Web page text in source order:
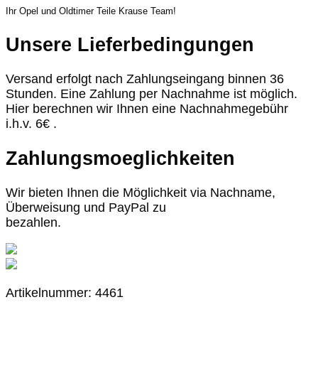
Ihr Opel und Oldtimer Teile Krause Team!
Unsere Lieferbedingungen
Versand erfolgt nach Zahlungseingang binnen 36
Stunden. Eine Zahlung per Nachnahme ist möglich.
Hier berechnen wir Ihnen eine Nachnahmegebühr
i.h.v. 6€ .
Zahlungsmoeglichkeiten
Wir bieten Ihnen die Möglichkeit via Nachname,
Überweisung und PayPal zu
bezahlen.
Artikelnummer: 4461